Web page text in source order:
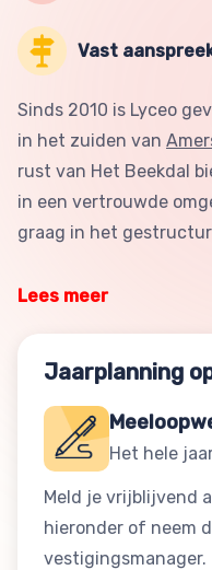
Vast
Sinds 2010 is Lyceo
in het zuiden van
rust van Het Beekdal
in een vertrouwde
graag in het
Lees meer
Jaarplanning
Het hele
Meld je vrijblijvend
hieronder of neem
vestigingsmanager.